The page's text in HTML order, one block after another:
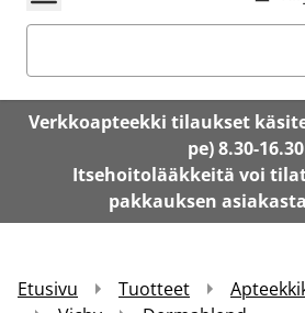
Verkkoapteekki tilaukset
pe) 8.30-16.30
Itsehoitolääkkeitä voi
pakkauksen
Etusivu Tuotteet